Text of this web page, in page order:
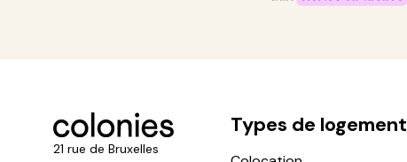
21 rue de Bruxelles
Types de logement